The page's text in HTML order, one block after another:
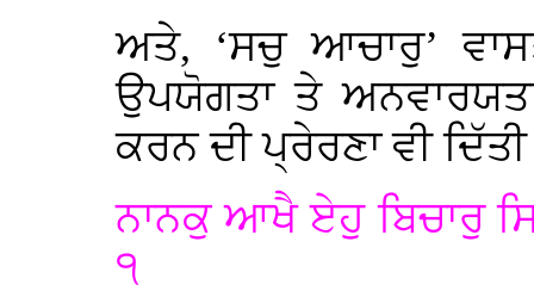
ਅਤੇ, ‘ਸਚੁ ਆਚਾਰੁ’
ਉਪਯੋਗਤਾ ਤੇ
ਕਰਨ ਦੀ ਪ੍ਰੇਰਣਾ ਵੀ
ਨਾਨਕੁ ਆਖੈ ਏਹੁ ਬਿਚਾਰੁ
੧